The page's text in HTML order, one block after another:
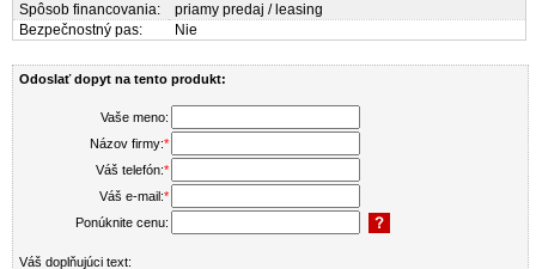
Spôsob financovania:
priamy predaj / leasing
Bezpečnostný pas:
Nie
Odoslať dopyt na tento produkt:
Vaše meno:
Názov firmy:*
Váš telefón:*
Váš e-mail:*
Ponúknite cenu:
Váš doplňujúci text: